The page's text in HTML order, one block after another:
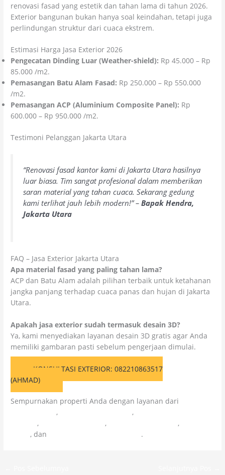
renovasi fasad yang estetik dan tahan lama di tahun 2026.
Exterior bangunan bukan hanya soal keindahan, tetapi juga
perlindungan struktur dari cuaca ekstrem.
Estimasi Harga Jasa Exterior 2026
Pengecatan Dinding Luar (Weather-shield): Rp 45.000 – Rp
85.000 /m2.
Pemasangan Batu Alam Fasad: Rp 250.000 – Rp 550.000
/m2.
Pemasangan ACP (Aluminium Composite Panel): Rp
600.000 – Rp 950.000 /m2.
Testimoni Pelanggan Jakarta Utara
“Renovasi fasad kantor kami di Jakarta Utara hasilnya
luar biasa. Tim sangat profesional dalam memberikan
saran material yang tahan cuaca. Sekarang gedung
kami terlihat jauh lebih modern!” –Bapak Hendra,
Jakarta Utara
FAQ – Jasa Exterior Jakarta Utara
Apa material fasad yang paling tahan lama?
ACP dan Batu Alam adalah pilihan terbaik untuk ketahanan
jangka panjang terhadap cuaca panas dan hujan di Jakarta
Utara.
Apakah jasa exterior sudah termasuk desain 3D?
Ya, kami menyediakan layanan desain 3D gratis agar Anda
memiliki gambaran pasti sebelum pengerjaan dimulai.
KONSULTASI EXTERIOR: 082210863517
(AHMAD)
Sempurnakan properti Anda dengan layanan dari
, ,
, , ,
, dan .